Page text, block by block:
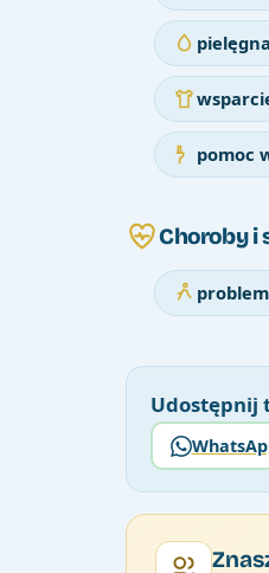
pomoc
Choroby i
Udostępnij